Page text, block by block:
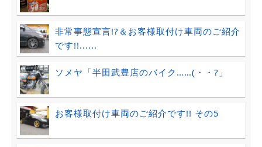
非常事態宣言!?＆お客様取付け車両のご紹介
です!!......
ソメヤ「半田武豊店のバイク……(・・?」
お客様取付け車両のご紹介です!! その5